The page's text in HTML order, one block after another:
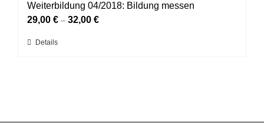
Die
Optionen
auf
Weiterbildung 04/2018: Bildung messen
29,00 € – 32,00 €
Dieses
Details